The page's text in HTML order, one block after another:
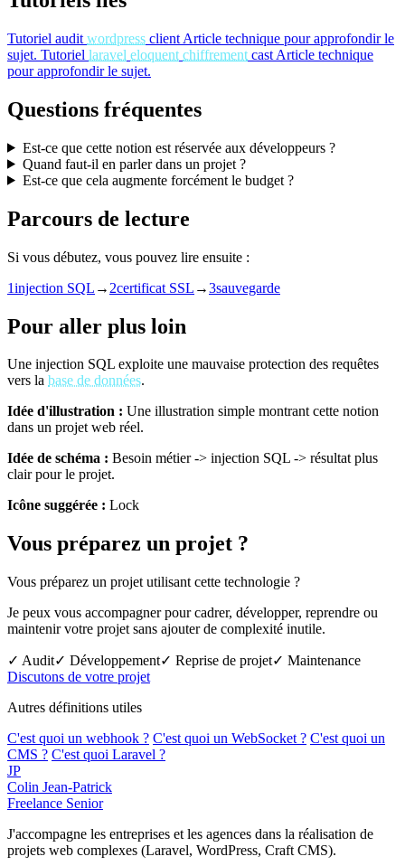
Tutoriel audit wordpress client Article technique pour approfondir le
sujet. Tutoriel laravel eloquent chiffrement cast Article technique
pour approfondir le sujet.
Questions fréquentes
Est-ce que cette notion est réservée aux développeurs ?
Quand faut-il en parler dans un projet ?
Est-ce que cela augmente forcément le budget ?
Parcours de lecture
Si vous débutez, vous pouvez lire ensuite :
1injection SQL → 2certificat SSL →3sauvegarde
Pour aller plus loin
Une injection SQL exploite une mauvaise protection des requêtes
vers la base de données.
Idée d'illustration : Une illustration simple montrant cette notion
dans un projet web réel.
Idée de schéma : Besoin métier -> injection SQL -> résultat plus
clair pour le projet.
Icône suggérée : Lock
Vous préparez un projet ?
Vous préparez un projet utilisant cette technologie ?
Je peux vous accompagner pour cadrer, développer, reprendre ou
maintenir votre projet sans ajouter de complexité inutile.
✓ Audit✓ Développement✓ Reprise de projet✓ Maintenance
Discutons de votre projet
Autres définitions utiles
C'est quoi un webhook ? C'est quoi un WebSocket ? C'est quoi un
CMS ? C'est quoi Laravel ?
JP
Colin Jean-Patrick
Freelance Senior
J'accompagne les entreprises et les agences dans la réalisation de
projets web complexes (Laravel, WordPress, Craft CMS).